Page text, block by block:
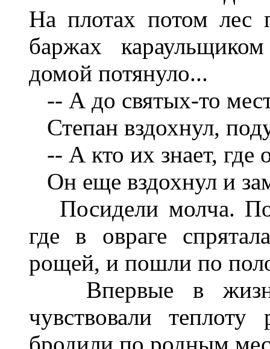
На плотах потом лес
баржах
домой потянуло...
-- А до святых-то
Степан вздохнул,
-- А кто их знает, где
Он еще вздохнул и
Посидели молча.
где в овраге
рощей, и пошли по
Впервые в жизни
чувствовали